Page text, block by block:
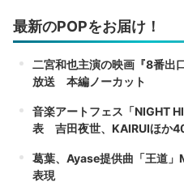
最新のPOPをお届け！
二宮和也主演の映画『8番出
放送 本編ノーカット
音楽アートフェス「NIGHT
表 吉田夜世、KAIRUIほか
葛葉、Ayase提供曲「王道」
表現